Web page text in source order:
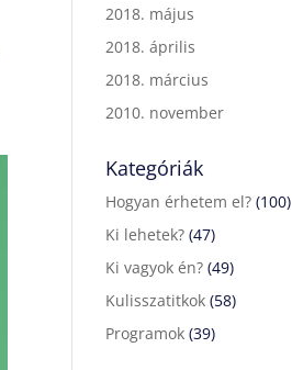
2018. május
2018. április
2018. március
2010. november
Kategóriák
Hogyan érhetem el? (100)
Ki lehetek? (47)
Ki vagyok én? (49)
Kulisszatitkok (58)
Programok (39)